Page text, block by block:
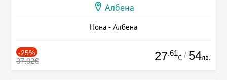
Албена
Нона - Албена
-25%
37.02€ 27.61
€ / 54лв.